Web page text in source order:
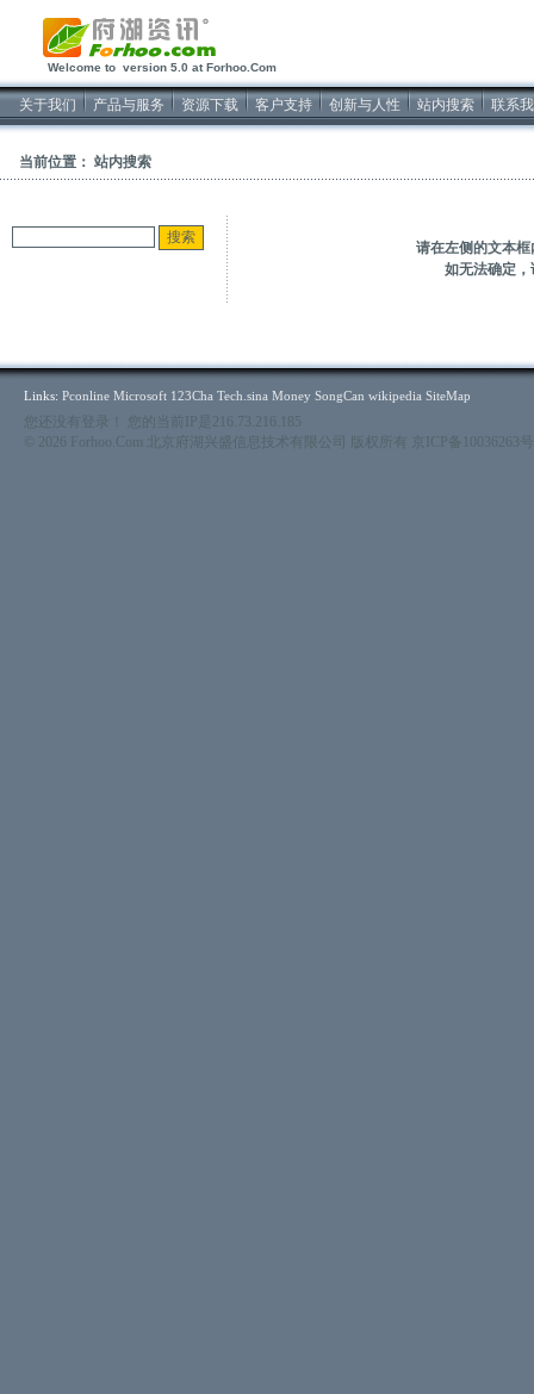
Welcome to version 5.0 at Forhoo.Com
关于我们 产品与服务 资源下载 客户支持 创新与人性 站内搜索 联系
当前位置： 站内搜索
请在左侧的文本
如无法确定，
Links: Pconline Microsoft 123Cha Tech.sina Money SongCan wikipedia SiteMap
您还没有登录！ 您的当前IP是216.73.216.185
© 2026 Forhoo.Com 北京府湖兴盛信息技术有限公司 版权所有
京ICP备10036263